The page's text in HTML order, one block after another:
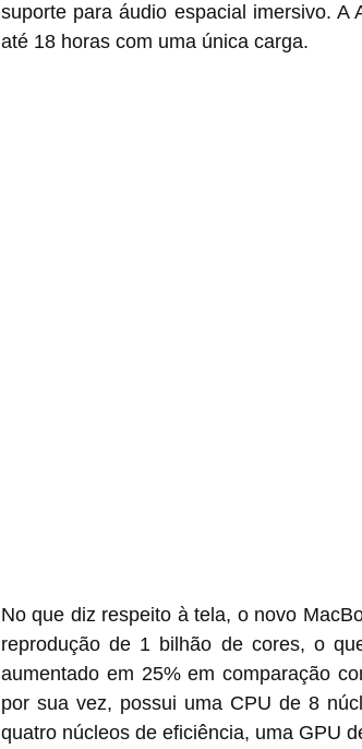
suporte para áudio espacial imersivo.
até 18 horas com uma única carga.
No que diz respeito à tela, o novo
reprodução de 1 bilhão de cores, o
aumentado em 25% em comparação
por sua vez, possui uma CPU de 8
quatro núcleos de eficiência, uma GPU